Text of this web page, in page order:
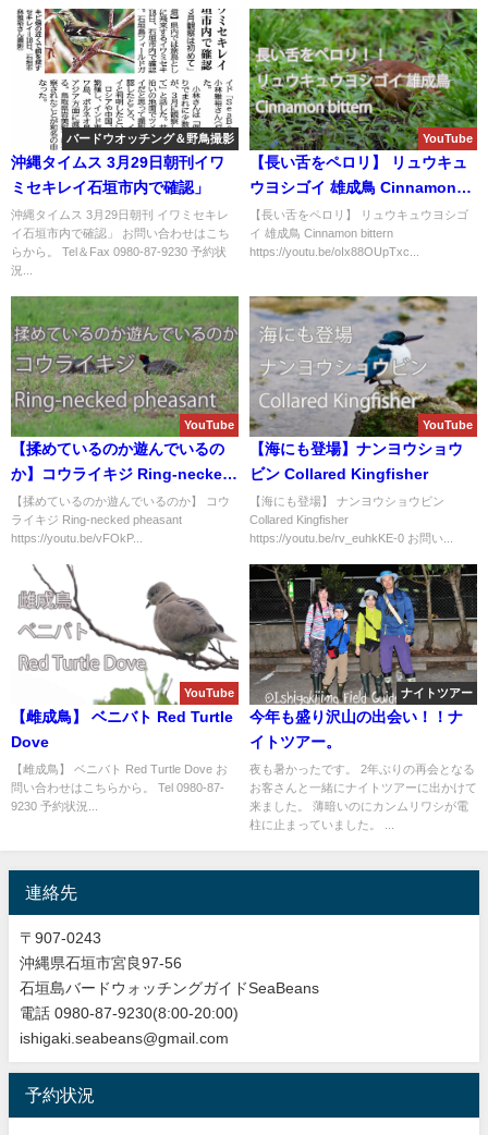
バードウオッチング＆野鳥撮影
沖縄タイムス 3月29日朝刊イワ
ミセキレイ石垣市内で確認」
沖縄タイムス 3月29日朝刊 イワミセキレ
イ石垣市内で確認」 お問い合わせはこち
らから。 Tel＆Fax 0980-87-9230 予約状
況...
YouTube
【長い舌をペロリ】 リュウキュ
ウヨシゴイ 雄成鳥 Cinnamon
bittern
【長い舌をペロリ】 リュウキュウヨシゴ
イ 雄成鳥 Cinnamon bittern
https://youtu.be/oIx88OUpTxc...
YouTube
【揉めているのか遊んでいるの
か】コウライキジ Ring-necked
pheasant
【揉めているのか遊んでいるのか】 コウ
ライキジ Ring-necked pheasant
https://youtu.be/vFOkP...
YouTube
【海にも登場】ナンヨウショウ
ビン Collared Kingfisher
【海にも登場】 ナンヨウショウビン
Collared Kingfisher
https://youtu.be/rv_euhkKE-0 お問い...
YouTube
【雌成鳥】 ベニバト Red Turtle
Dove
【雌成鳥】 ベニバト Red Turtle Dove お
問い合わせはこちらから。 Tel 0980-87-
9230 予約状況...
ナイトツアー
今年も盛り沢山の出会い！！ナ
イトツアー。
夜も暑かったです。 2年ぶりの再会となる
お客さんと一緒にナイトツアーに出かけて
来ました。 薄暗いのにカンムリワシが電
柱に止まっていました。 ...
連絡先
〒907-0243
沖縄県石垣市宮良97-56
石垣島バードウォッチングガイドSeaBeans
電話 0980-87-9230(8:00-20:00)
ishigaki.seabeans@gmail.com
予約状況